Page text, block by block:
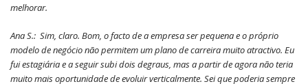
melhorar.
Ana S.: Sim, claro. Bom, o facto de a empresa ser pequena e o próprio
modelo de negócio não permitem um plano de carreira muito atractivo. Eu
fui estagiária e a seguir subi dois degraus, mas a partir de agora não teria
muito mais oportunidade de evoluir verticalmente. Sei que poderia sempre